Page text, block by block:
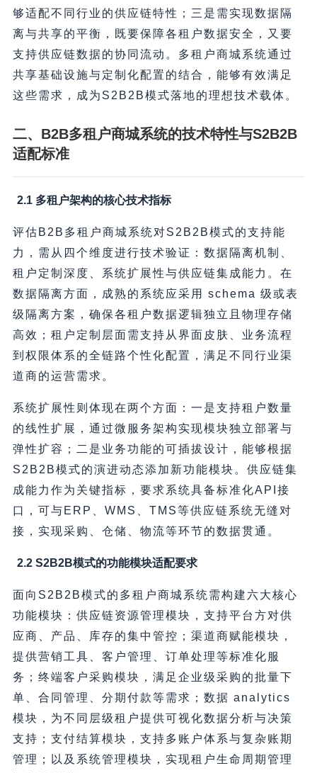
够适配不同行业的供应链特性；三是需实现数据隔
离与共享的平衡，既要保障各租户数据安全，又要
支持供应链数据的协同流动。多租户商城系统通过
共享基础设施与定制化配置的结合，能够有效满足
这些需求，成为S2B2B模式落地的理想技术载体。
二、B2B多租户商城系统的技术特性与S2B2B
适配标准
2.1 多租户架构的核心技术指标
评估B2B多租户商城系统对S2B2B模式的支持能
力，需从四个维度进行技术验证：数据隔离机制、
租户定制深度、系统扩展性与供应链集成能力。在
数据隔离方面，成熟的系统应采用 schema 级或表
级隔离方案，确保各租户数据逻辑独立且物理存储
高效；租户定制层面需支持从界面皮肤、业务流程
到权限体系的全链路个性化配置，满足不同行业渠
道商的运营需求。
系统扩展性则体现在两个方面：一是支持租户数量
的线性扩展，通过微服务架构实现模块独立部署与
弹性扩容；二是业务功能的可插拔设计，能够根据
S2B2B模式的演进动态添加新功能模块。供应链集
成能力作为关键指标，要求系统具备标准化API接
口，可与ERP、WMS、TMS等供应链系统无缝对
接，实现采购、仓储、物流等环节的数据贯通。
2.2 S2B2B模式的功能模块适配要求
面向S2B2B模式的多租户商城系统需构建六大核心
功能模块：供应链资源管理模块，支持平台方对供
应商、产品、库存的集中管控；渠道商赋能模块，
提供营销工具、客户管理、订单处理等标准化服
务；终端客户采购模块，满足企业级采购的批量下
单、合同管理、分期付款等需求；数据 analytics
模块，为不同层级租户提供可视化数据分析与决策
支持；支付结算模块，支持多账户体系与复杂账期
管理；以及系统管理模块，实现租户生命周期管理